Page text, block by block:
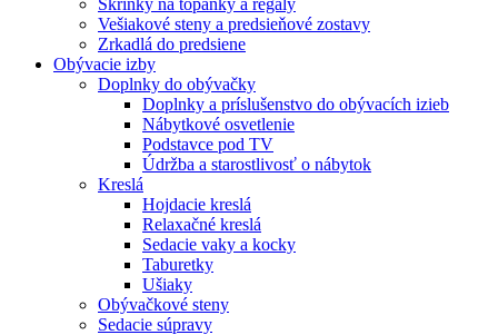
Vešiakové steny a predsieňové zostavy
Zrkadlá do predsiene
Obývacie izby
Doplnky do obývačky
Doplnky a príslušenstvo do obývacích izieb
Nábytkové osvetlenie
Podstavce pod TV
Údržba a starostlivosť o nábytok
Kreslá
Hojdacie kreslá
Relaxačné kreslá
Sedacie vaky a kocky
Taburetky
Ušiaky
Obývačkové steny
Sedacie súpravy